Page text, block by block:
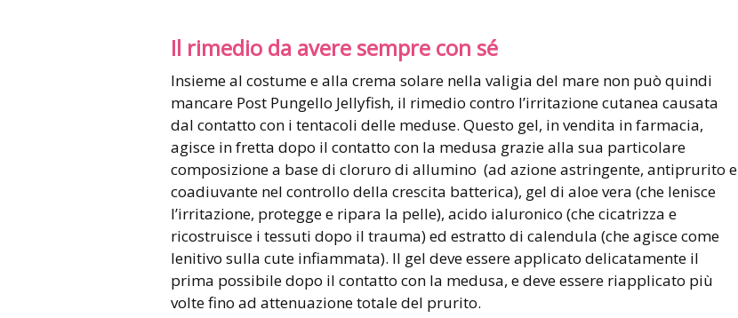
Il rimedio da avere sempre con sé
Insieme al costume e alla crema solare nella valigia del mare non può quindi
mancare Post Pungello Jellyfish, il rimedio contro l’irritazione cutanea causata
dal contatto con i tentacoli delle meduse. Questo gel, in vendita in farmacia,
agisce in fretta dopo il contatto con la medusa grazie alla sua particolare
composizione a base di cloruro di allumino (ad azione astringente, antiprurito e
coadiuvante nel controllo della crescita batterica), gel di aloe vera (che lenisce
l’irritazione, protegge e ripara la pelle), acido ialuronico (che cicatrizza e
ricostruisce i tessuti dopo il trauma) ed estratto di calendula (che agisce come
lenitivo sulla cute infiammata). Il gel deve essere applicato delicatamente il
prima possibile dopo il contatto con la medusa, e deve essere riapplicato più
volte fino ad attenuazione totale del prurito.